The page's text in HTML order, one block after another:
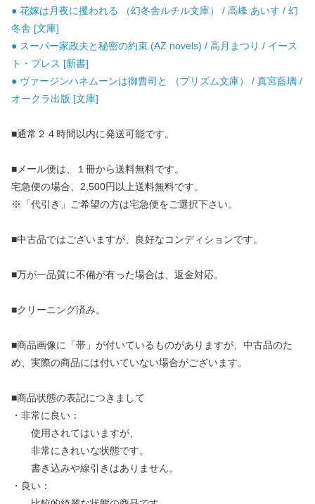
● 花嫁は月夜に攫われる （幻冬舎ルチル文庫） / 高峰 あいす / 幻
冬舎 [文庫]
● スーパー家政夫と秘密の約束 (AZ novels) / 高月まつり / イース
ト・プレス [新書]
● ヴァージンハネムーンは御曹司と （プリズム文庫） / 真宮藍璃 /
オークラ出版 [文庫]
■通常２４時間以内に発送可能です。
■メール便は、１冊から送料無料です。
宅急便の場合、2,500円以上送料無料です。
※「代引き」ご希望の方は宅急便をご選択下さい。
■中古品ではございますが、良好なコンディションです。
■万が一品質に不備が有った場合は、返金対応。
■クリーニング済み。
■商品画像に「帯」が付いているものがありますが、中古品のた
め、実際の商品には付いていない場合がございます。
■商品状態の表記につきまして
・非常に良い：
使用されてはいますが、
非常にきれいな状態です。
書き込みや線引きはありません。
・良い：